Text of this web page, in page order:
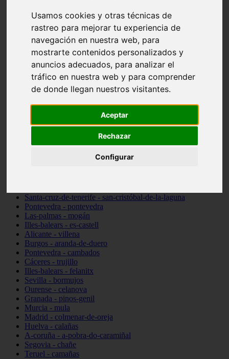
Usamos cookies y otras técnicas de
rastreo para mejorar tu experiencia de
navegación en nuestra web, para
mostrarte contenidos personalizados y
anuncios adecuados, para analizar el
tráfico en nuestra web y para comprender
de donde llegan nuestros visitantes.
Aceptar
Rechazar
Configurar
A-coruña - santiago-de-compostela
Tarragona - tarragona
Asturias - gijón
Girona - figueres
Madrid - leganés
Almería - roquetas-de-mar
Girona - tossa-de-mar
Barcelona - sant-cugat-del-vallès
Alicante - l39alfàs-del-pi
Barcelona - vilanova-i-la-geltrú
Illes-balears - alcúdia
Illes-balears - sant-antoni-de-portmany
Santa-cruz-de-tenerife - san-cristóbal-de-la-laguna
Pontevedra - pontevedra
Las-palmas - mogán
Illes-balears - es-castell
Alicante - villena
Burgos - aranda-de-duero
Pontevedra - cambados
Cáceres - trujillo
Illes-balears - felanitx
Sevilla - bormujos
Ourense - celanova
Granada - pinos-genil
Murcia - mula
Madrid - colmenar-de-oreja
Huelva - calañas
A-coruña - a-pobra-do-caramiñal
Segovia - chañe
Teruel - camañas